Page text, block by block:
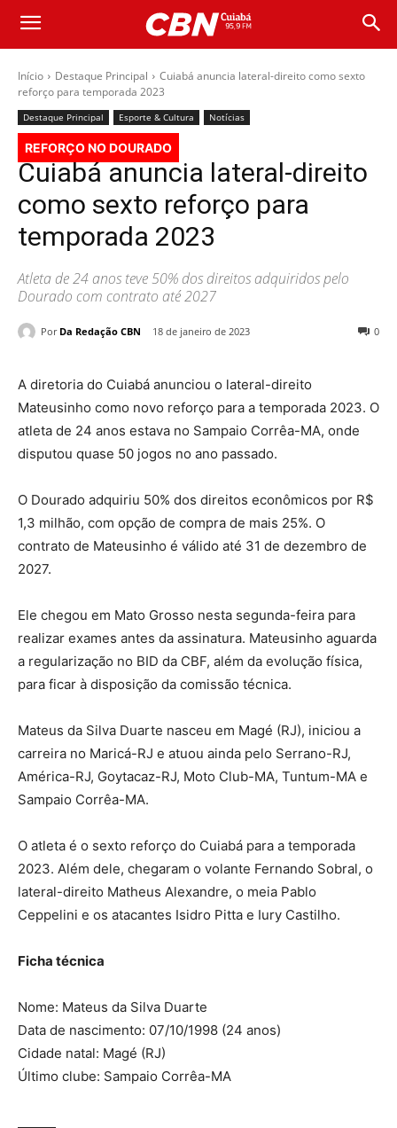
Início Destaque Principal
Cuiabá anuncia lateral-direito como sexto
reforço para temporada 2023
Destaque Principal Esporte & Cultura Notícias
REFORÇO NO DOURADO
Cuiabá anuncia lateral-direito
como sexto reforço para
temporada 2023
Atleta de 24 anos teve 50% dos direitos adquiridos pelo
Dourado com contrato até 2027
Por Da Redação CBN 18 de janeiro de 2023 0
A diretoria do Cuiabá anunciou o lateral-direito
Mateusinho como novo reforço para a temporada 2023. O
atleta de 24 anos estava no Sampaio Corrêa-MA, onde
disputou quase 50 jogos no ano passado.
O Dourado adquiriu 50% dos direitos econômicos por R$
1,3 milhão, com opção de compra de mais 25%. O
contrato de Mateusinho é válido até 31 de dezembro de
2027.
Ele chegou em Mato Grosso nesta segunda-feira para
realizar exames antes da assinatura. Mateusinho aguarda
a regularização no BID da CBF, além da evolução física,
para ficar à disposição da comissão técnica.
Mateus da Silva Duarte nasceu em Magé (RJ), iniciou a
carreira no Maricá-RJ e atuou ainda pelo Serrano-RJ,
América-RJ, Goytacaz-RJ, Moto Club-MA, Tuntum-MA e
Sampaio Corrêa-MA.
O atleta é o sexto reforço do Cuiabá para a temporada
2023. Além dele, chegaram o volante Fernando Sobral, o
lateral-direito Matheus Alexandre, o meia Pablo
Ceppelini e os atacantes Isidro Pitta e Iury Castilho.
Ficha técnica
Nome: Mateus da Silva Duarte
Data de nascimento: 07/10/1998 (24 anos)
Cidade natal: Magé (RJ)
Último clube: Sampaio Corrêa-MA